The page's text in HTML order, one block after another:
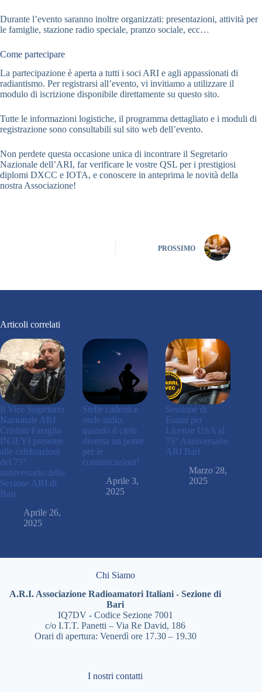
Durante l’evento saranno inoltre organizzati: presentazioni, attività per
le famiglie, stazione radio speciale, pranzo sociale, ecc…
Come partecipare
La partecipazione è aperta a tutti i soci ARI e agli appassionati di
radiantismo. Per registrarsi all’evento, vi invitiamo a utilizzare il
modulo di iscrizione disponibile direttamente su questo sito.
Tutte le informazioni logistiche, il programma dettagliato e i moduli di
registrazione sono consultabili sul sito web dell’evento.
Non perdete questa occasione unica di incontrare il Segretario
Nazionale dell’ARI, far verificare le vostre QSL per i prestigiosi
diplomi DXCC e IOTA, e conoscere in anteprima le novità della
nostra Associazione!
PROSSIMO
Articoli correlati
Il Vice Segretario
Nazionale ARI
Cristian Faraglia
IN3EYI presente
alle celebrazioni
del 75°
anniversario della
Sezione ARI di
Bari
Aprile 26,
2025
Stelle cadenti e
onde radio:
quando il cielo
diventa un ponte
per le
comunicazioni!
Aprile 3,
2025
Sessione di
Esami per
Licenze USA al
75° Anniversario
ARI Bari
Marzo 28,
2025
Chi Siamo
A.R.I. Associazione Radioamatori Italiani - Sezione di
Bari
IQ7DV - Codice Sezione 7001
c/o I.T.T. Panetti – Via Re David, 186
Orari di apertura: Venerdì ore 17.30 – 19.30
I nostri contatti